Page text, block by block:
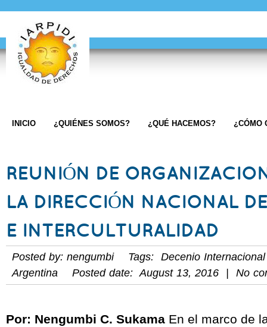
INICIO ¿QUIÉNES SOMOS? ¿QUÉ HACEMOS? ¿CÓMO
REUNIÓN DE
LA DIRECCIÓN NACIONAL
E INTERCULTURALIDAD
Posted by: nengumbi Tags: Decenio
Argentina Posted date: August 13, 2016 | No
Por: Nengumbi C. Sukama En el marco de